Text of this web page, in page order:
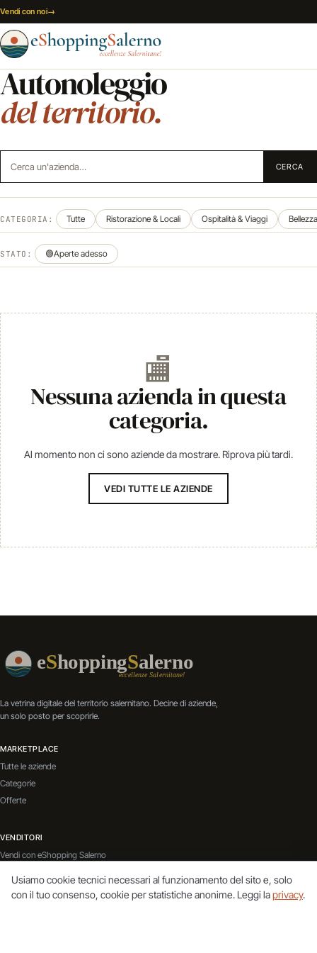
Vai al contenuto
Vendi con noi→
Autonoleggio
del territorio.
CERCA
CATEGORIA: Tutte Ristorazione & Locali Ospitalità & Viaggi
STATO: 🟢Aperte adesso
🏬
Nessuna azienda in questa
categoria.
Al momento non ci sono aziende da mostrare. Riprova più tardi.
VEDI TUTTE LE AZIENDE
La vetrina digitale del territorio salernitano. Decine di aziende,
un solo posto per scoprirle.
MARKETPLACE
Tutte le aziende
Categorie
Offerte
VENDITORI
Vendi con eShopping Salerno
Servizi Aggiuntivi
Usiamo cookie tecnici necessari al funzionamento del sito e, solo
con il tuo consenso, cookie per statistiche anonime. Leggi laprivacy.